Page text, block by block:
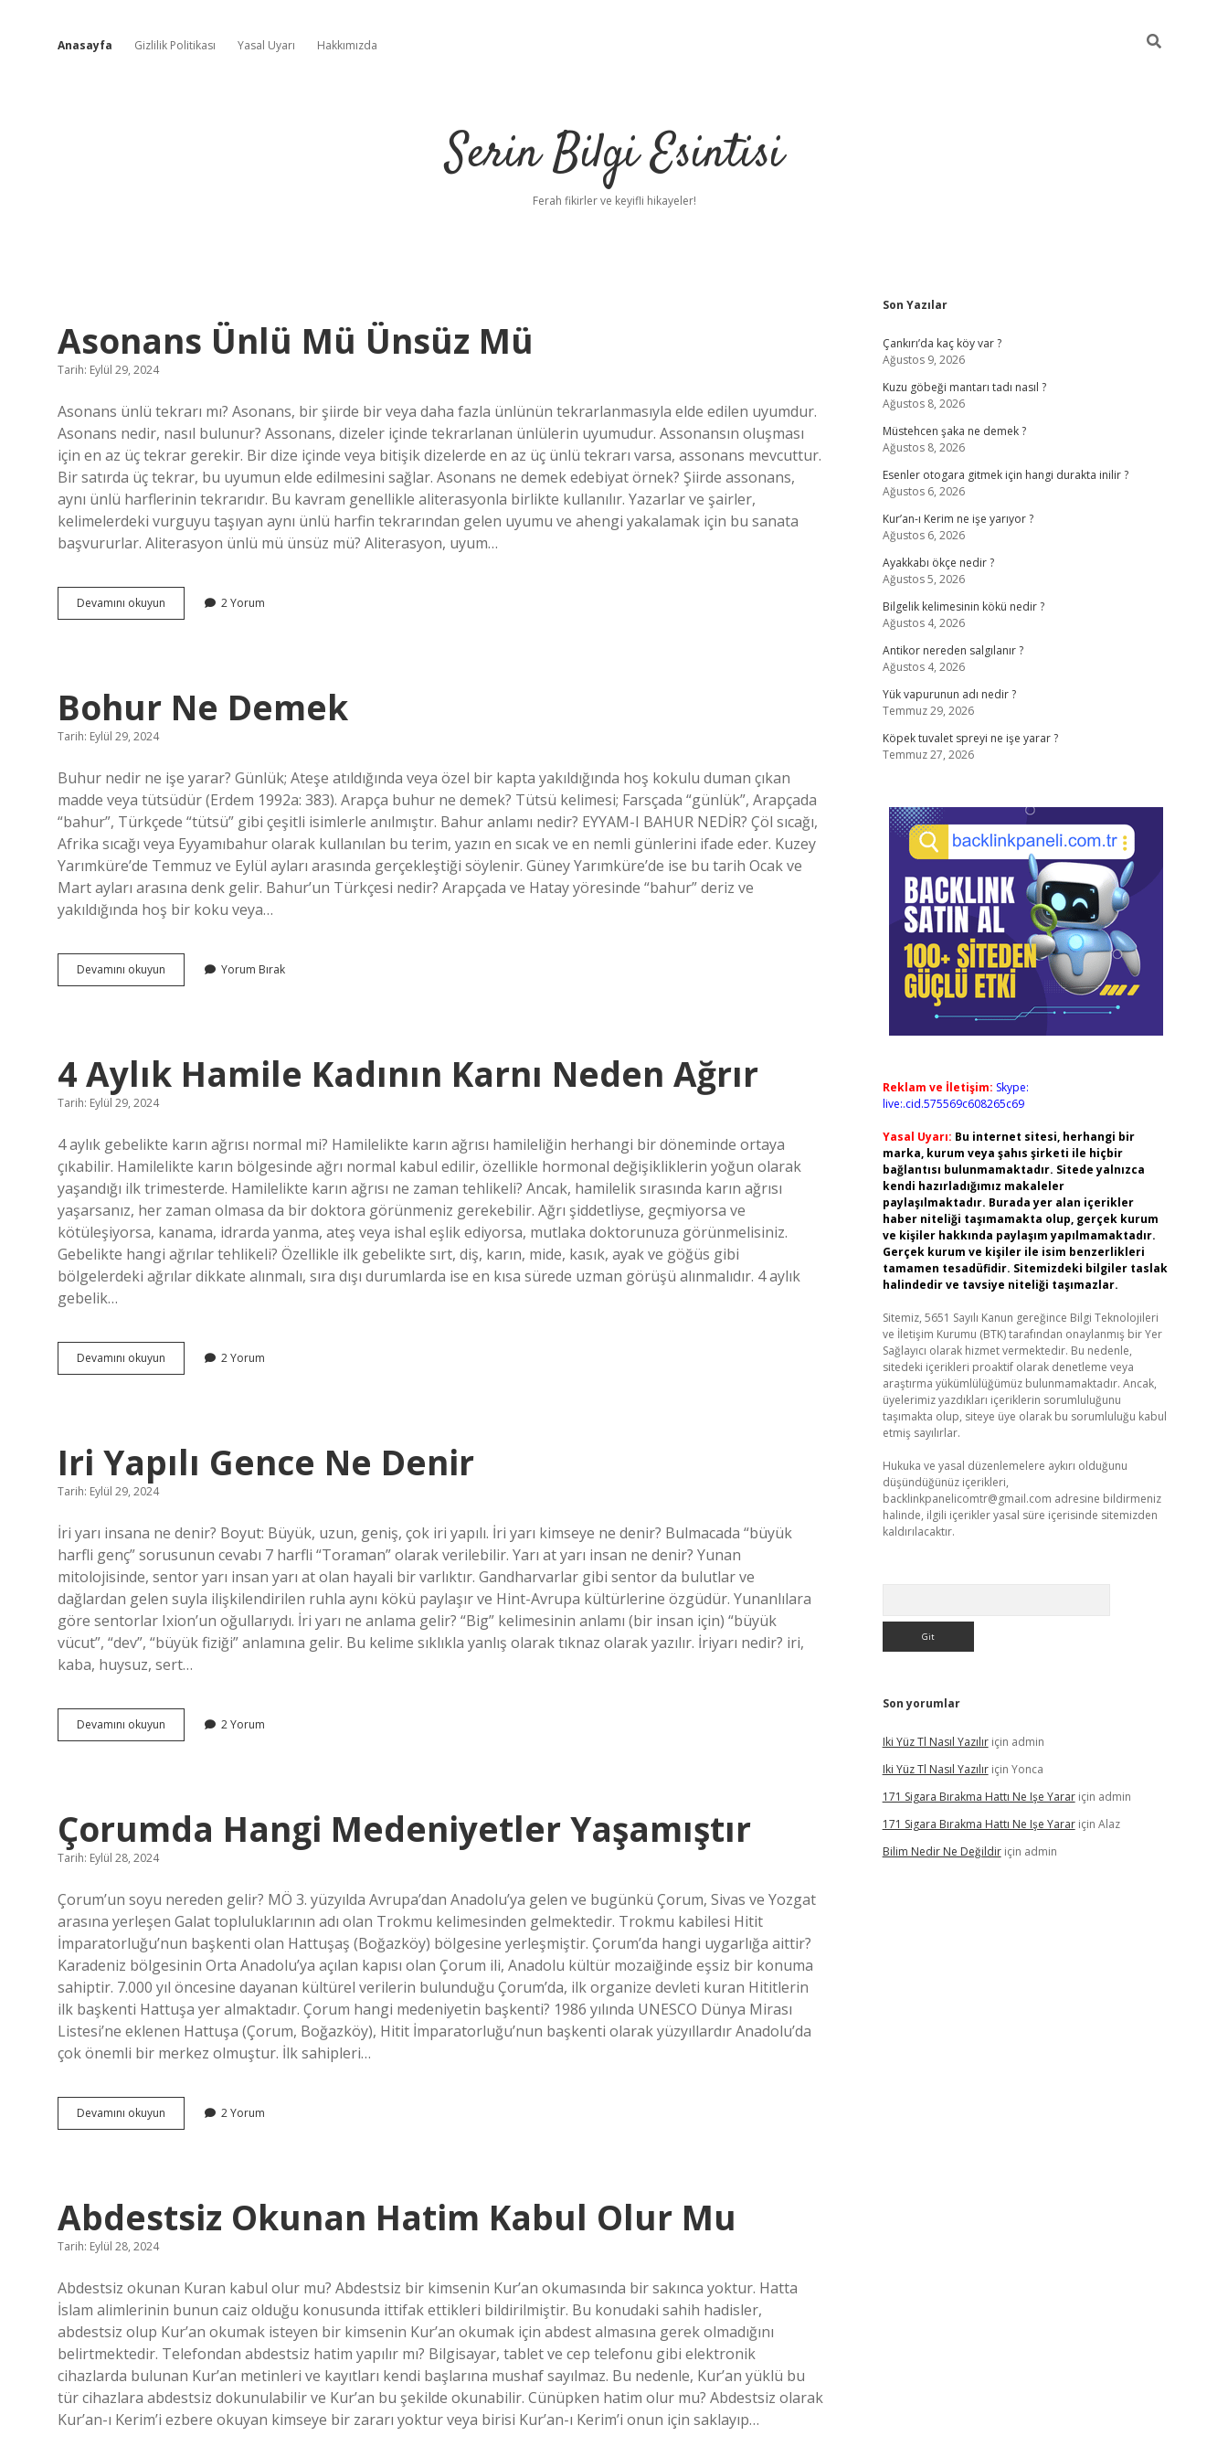
Anasayfa Gizlilik Politikası Yasal Uyarı Hakkımızda
Serin Bilgi Esintisi
Ferah fikirler ve keyifli hikayeler!
Serin
Bilgi
Esintisi
Yazılar
Asonans Ünlü Mü Ünsüz Mü
Tarih: Eylül 29, 2024
Asonans ünlü tekrarı mı? Asonans, bir şiirde bir veya daha fazla ünlünün tekrarlanmasıyla elde edilen uyumdur.
Asonans nedir, nasıl bulunur? Assonans, dizeler içinde tekrarlanan ünlülerin uyumudur. Assonansın oluşması
için en az üç tekrar gerekir. Bir dize içinde veya bitişik dizelerde en az üç ünlü tekrarı varsa, assonans mevcuttur.
Bir satırda üç tekrar, bu uyumun elde edilmesini sağlar. Asonans ne demek edebiyat örnek? Şiirde assonans,
aynı ünlü harflerinin tekrarıdır. Bu kavram genellikle aliterasyonla birlikte kullanılır. Yazarlar ve şairler,
kelimelerdeki vurguyu taşıyan aynı ünlü harfin tekrarından gelen uyumu ve ahengi yakalamak için bu sanata
başvururlar. Aliterasyon ünlü mü ünsüz mü? Aliterasyon, uyum…
Devamını okuyun Asonans
Ünlü
2 Yorum
Bohur Ne Demek
Tarih: Eylül 29, 2024
Buhur nedir ne işe yarar? Günlük; Ateşe atıldığında veya özel bir kapta yakıldığında hoş kokulu duman çıkan
madde veya tütsüdür (Erdem 1992a: 383). Arapça buhur ne demek? Tütsü kelimesi; Farsçada “günlük”, Arapçada
“bahur”, Türkçede “tütsü” gibi çeşitli isimlerle anılmıştır. Bahur anlamı nedir? EYYAM-I BAHUR NEDİR? Çöl sıcağı,
Afrika sıcağı veya Eyyamıbahur olarak kullanılan bu terim, yazın en sıcak ve en nemli günlerini ifade eder. Kuzey
Yarımküre’de Temmuz ve Eylül ayları arasında gerçekleştiği söylenir. Güney Yarımküre’de ise bu tarih Ocak ve
Mart ayları arasına denk gelir. Bahur’un Türkçesi nedir? Arapçada ve Hatay yöresinde “bahur” deriz ve
yakıldığında hoş bir koku veya…
Devamını okuyun
Ne
Yorum Bırak
4 Aylık Hamile Kadının Karnı Neden Ağrır
Tarih: Eylül 29, 2024
4 aylık gebelikte karın ağrısı normal mi? Hamilelikte karın ağrısı hamileliğin herhangi bir döneminde ortaya
çıkabilir. Hamilelikte karın bölgesinde ağrı normal kabul edilir, özellikle hormonal değişikliklerin yoğun olarak
yaşandığı ilk trimesterde. Hamilelikte karın ağrısı ne zaman tehlikeli? Ancak, hamilelik sırasında karın ağrısı
yaşarsanız, her zaman olmasa da bir doktora görünmeniz gerekebilir. Ağrı şiddetliyse, geçmiyorsa ve
kötüleşiyorsa, kanama, idrarda yanma, ateş veya ishal eşlik ediyorsa, mutlaka doktorunuza görünmelisiniz.
Gebelikte hangi ağrılar tehlikeli? Özellikle ilk gebelikte sırt, diş, karın, mide, kasık, ayak ve göğüs gibi
bölgelerdeki ağrılar dikkate alınmalı, sıra dışı durumlarda ise en kısa sürede uzman görüşü alınmalıdır. 4 aylık
gebelik…
Devamını okuyun
Aylık
Ağrır
2 Yorum
Iri Yapılı Gence Ne Denir
Tarih: Eylül 29, 2024
İri yarı insana ne denir? Boyut: Büyük, uzun, geniş, çok iri yapılı. İri yarı kimseye ne denir? Bulmacada “büyük
harfli genç” sorusunun cevabı 7 harfli “Toraman” olarak verilebilir. Yarı at yarı insan ne denir? Yunan
mitolojisinde, sentor yarı insan yarı at olan hayali bir varlıktır. Gandharvarlar gibi sentor da bulutlar ve
dağlardan gelen suyla ilişkilendirilen ruhla aynı kökü paylaşır ve Hint-Avrupa kültürlerine özgüdür. Yunanlılara
göre sentorlar Ixion’un oğullarıydı. İri yarı ne anlama gelir? “Big” kelimesinin anlamı (bir insan için) “büyük
vücut”, “dev”, “büyük fiziği” anlamına gelir. Bu kelime sıklıkla yanlış olarak tıknaz olarak yazılır. İriyarı nedir? iri,
kaba, huysuz, sert…
Devamını okuyun
Yapılı
2 Yorum
Çorumda Hangi Medeniyetler Yaşamıştır
Tarih: Eylül 28, 2024
Çorum’un soyu nereden gelir? MÖ 3. yüzyılda Avrupa’dan Anadolu’ya gelen ve bugünkü Çorum, Sivas ve Yozgat
arasına yerleşen Galat topluluklarının adı olan Trokmu kelimesinden gelmektedir. Trokmu kabilesi Hitit
İmparatorluğu’nun başkenti olan Hattuşaş (Boğazköy) bölgesine yerleşmiştir. Çorum’da hangi uygarlığa aittir?
Karadeniz bölgesinin Orta Anadolu’ya açılan kapısı olan Çorum ili, Anadolu kültür mozaiğinde eşsiz bir konuma
sahiptir. 7.000 yıl öncesine dayanan kültürel verilerin bulunduğu Çorum’da, ilk organize devleti kuran Hititlerin
ilk başkenti Hattuşa yer almaktadır. Çorum hangi medeniyetin başkenti? 1986 yılında UNESCO Dünya Mirası
Listesi’ne eklenen Hattuşa (Çorum, Boğazköy), Hitit İmparatorluğu’nun başkenti olarak yüzyıllardır Anadolu’da
çok önemli bir merkez olmuştur. İlk sahipleri…
Devamını okuyun Çorumda
Hangi
2 Yorum
Abdestsiz Okunan Hatim Kabul Olur Mu
Tarih: Eylül 28, 2024
Abdestsiz okunan Kuran kabul olur mu? Abdestsiz bir kimsenin Kur’an okumasında bir sakınca yoktur. Hatta
İslam alimlerinin bunun caiz olduğu konusunda ittifak ettikleri bildirilmiştir. Bu konudaki sahih hadisler,
abdestsiz olup Kur’an okumak isteyen bir kimsenin Kur’an okumak için abdest almasına gerek olmadığını
belirtmektedir. Telefondan abdestsiz hatim yapılır mı? Bilgisayar, tablet ve cep telefonu gibi elektronik
cihazlarda bulunan Kur’an metinleri ve kayıtları kendi başlarına mushaf sayılmaz. Bu nedenle, Kur’an yüklü bu
tür cihazlara abdestsiz dokunulabilir ve Kur’an bu şekilde okunabilir. Cünüpken hatim olur mu? Abdestsiz olarak
Kur’an-ı Kerim’i ezbere okuyan kimseye bir zararı yoktur veya birisi Kur’an-ı Kerim’i onun için saklayıp…
Sidebar
Son Yazılar
Çankırı’da kaç köy var ?
Ağustos 9, 2026
Kuzu göbeği mantarı tadı nasıl ?
Ağustos 8, 2026
Müstehcen şaka ne demek ?
Ağustos 8, 2026
Esenler otogara gitmek için hangi durakta inilir ?
Ağustos 6, 2026
Kur’an-ı Kerim ne işe yarıyor ?
Ağustos 6, 2026
Ayakkabı ökçe nedir ?
Ağustos 5, 2026
Bilgelik kelimesinin kökü nedir ?
Ağustos 4, 2026
Antikor nereden salgılanır ?
Ağustos 4, 2026
Yük vapurunun adı nedir ?
Temmuz 29, 2026
Köpek tuvalet spreyi ne işe yarar ?
Temmuz 27, 2026
Reklam ve İletişim: Skype:
live:.cid.575569c608265c69
Yasal Uyarı: Bu internet sitesi, herhangi bir
marka, kurum veya şahıs şirketi ile hiçbir
bağlantısı bulunmamaktadır. Sitede yalnızca
kendi hazırladığımız makaleler
paylaşılmaktadır. Burada yer alan içerikler
haber niteliği taşımamakta olup, gerçek kurum
ve kişiler hakkında paylaşım yapılmamaktadır.
Gerçek kurum ve kişiler ile isim benzerlikleri
tamamen tesadüfidir. Sitemizdeki bilgiler taslak
halindedir ve tavsiye niteliği taşımazlar.
Sitemiz, 5651 Sayılı Kanun gereğince Bilgi Teknolojileri
ve İletişim Kurumu (BTK) tarafından onaylanmış bir Yer
Sağlayıcı olarak hizmet vermektedir. Bu nedenle,
sitedeki içerikleri proaktif olarak denetleme veya
araştırma yükümlülüğümüz bulunmamaktadır. Ancak,
üyelerimiz yazdıkları içeriklerin sorumluluğunu
taşımakta olup, siteye üye olarak bu sorumluluğu kabul
etmiş sayılırlar.
Hukuka ve yasal düzenlemelere aykırı olduğunu
düşündüğünüz içerikleri,
backlinkpanelicomtr@gmail.com adresine bildirmeniz
halinde, ilgili içerikler yasal süre içerisinde sitemizden
kaldırılacaktır.
Son yorumlar
Iki Yüz Tl Nasıl Yazılıriçin admin
Iki Yüz Tl Nasıl Yazılıriçin Yonca
171 Sigara Bırakma Hattı Ne Işe Yarariçin admin
171 Sigara Bırakma Hattı Ne Işe Yarariçin Alaz
Bilim Nedir Ne Değildiriçin admin